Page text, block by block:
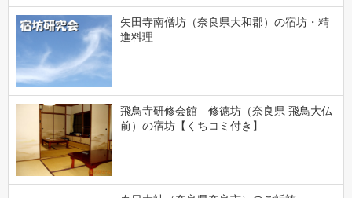
矢田寺南僧坊（奈良県大和郡）の宿坊・精
進料理
飛鳥寺研修会館 修徳坊（奈良県 飛鳥大仏
前）の宿坊【くちコミ付き】